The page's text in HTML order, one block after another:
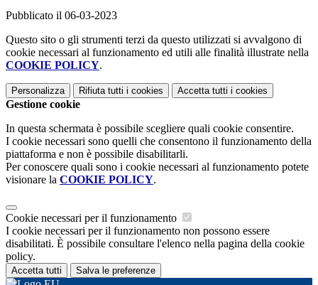
Pubblicato il 06-03-2023
Questo sito o gli strumenti terzi da questo utilizzati si avvalgono di
cookie necessari al funzionamento ed utili alle finalità illustrate nella
COOKIE POLICY.
Personalizza Rifiuta tutti i cookies Accetta tutti i cookies
Gestione cookie
In questa schermata è possibile scegliere quali cookie consentire.
I cookie necessari sono quelli che consentono il funzionamento della
piattaforma e non è possibile disabilitarli.
Per conoscere quali sono i cookie necessari al funzionamento potete
visionare la COOKIE POLICY.
Cookie necessari per il funzionamento
I cookie necessari per il funzionamento non possono essere
disabilitati. È possibile consultare l'elenco nella pagina della cookie
policy.
Accetta tutti Salva le preferenze